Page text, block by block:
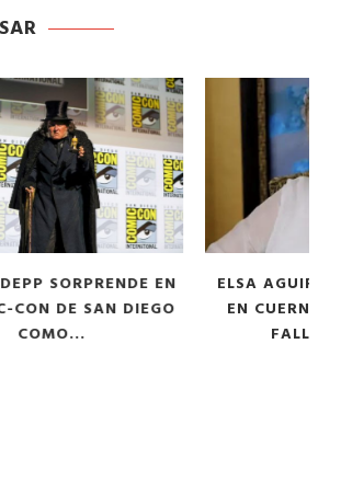
ELSA AGUIRRE SERÁ VELADA
EN CUERNAVACA TRAS SU
Tu voz importa ¡Sal a votar!